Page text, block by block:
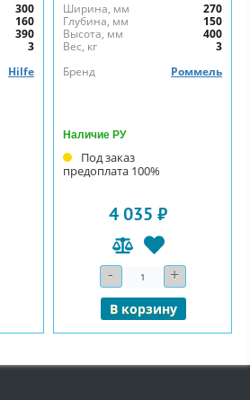
300
160
390
3
Hilfe
Ширина, мм
270
Глубина, мм
150
Высота, мм
400
Вес, кг
3
Бренд
Роммель
Наличие РУ
Под заказ
предоплата 100%
4 035 ₽
- Количество+
В корзину